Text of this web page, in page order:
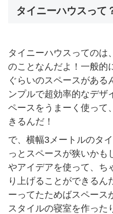
タイニーハウスって
タイニーハウスってのは
のことなんだよ！一般的
ぐらいのスペースがある
ンプルで超効率的なデザ
ペースをうまーく使って
きるんだ！
で、横幅3メートルのタ
っとスペースが狭いかも
やアイデアを使って、ち
り上げることができるん
ーってたためばスペース
スタイルの寝室を作った